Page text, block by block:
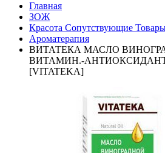
Главная
ЗОЖ
Красота Сопутствующие
Ароматерапия
ВИТАТЕКА МАСЛО
ВИТАМИН.-
[VITATEKA]